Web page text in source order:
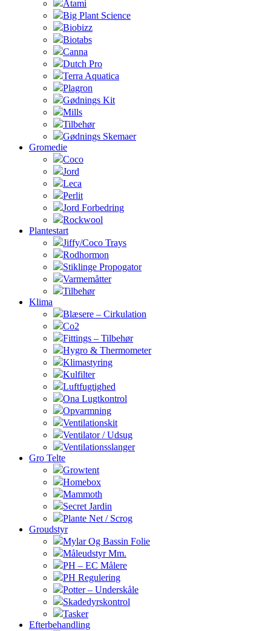
Atami
Big Plant Science
Biobizz
Biotabs
Canna
Dutch Pro
Terra Aquatica
Plagron
Gødnings Kit
Mills
Tilbehør
Gødnings Skemaer
Gromedie
Coco
Jord
Leca
Perlit
Jord Forbedring
Rockwool
Plantestart
Jiffy/Coco Trays
Rodhormon
Stiklinge Propogator
Varmemåtter
Tilbehør
Klima
Blæsere – Cirkulation
Co2
Fittings – Tilbehør
Hygro & Thermometer
Klimastyring
Kulfilter
Luftfugtighed
Ona Lugtkontrol
Opvarmning
Ventilationskit
Ventilator / Udsug
Ventilationsslanger
Gro Telte
Growtent
Homebox
Mammoth
Secret Jardin
Plante Net / Scrog
Groudstyr
Mylar Og Bassin Folie
Måleudstyr Mm.
PH – EC Målere
PH Regulering
Potter – Underskåle
Skadedyrskontrol
Tasker
Efterbehandling